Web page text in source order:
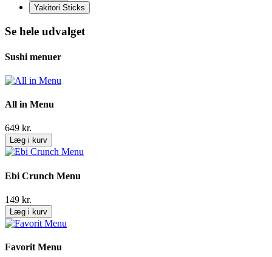
Yakitori Sticks
Se hele udvalget
Sushi menuer
All in Menu
649 kr.
Læg i kurv
Ebi Crunch Menu
149 kr.
Læg i kurv
Favorit Menu